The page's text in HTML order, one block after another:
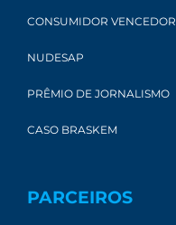
CONSUMIDOR VENCEDOR
NUDESAP
PRÊMIO DE JORNALISMO
CASO BRASKEM
PARCEIROS